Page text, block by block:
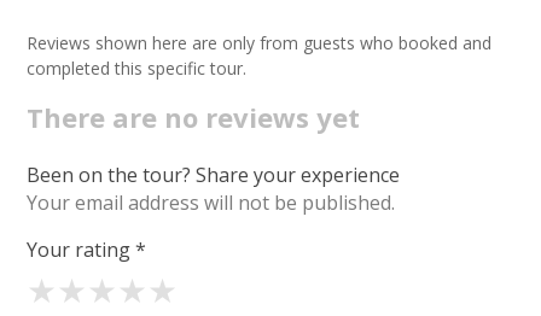
Reviews shown here are only from guests who booked and
completed this specific tour.
There are no reviews yet
Been on the tour? Share your experience
Your email address will not be published.
Your rating*
★
★
★
★
★